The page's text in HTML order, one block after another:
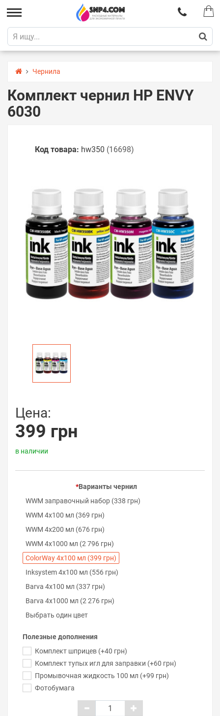
Чернила
Комплект чернил HP ENVY
6030
Код товара: hw350 (16698)
Цена:
399 грн
в наличии
Варианты чернил
WWM заправочный набор (338 грн)
WWM 4х100 мл (369 грн)
WWM 4х200 мл (676 грн)
WWM 4х1000 мл (2 796 грн)
ColorWay 4х100 мл (399 грн)
Inksystem 4х100 мл (556 грн)
Barva 4х100 мл (337 грн)
Barva 4х1000 мл (2 276 грн)
Выбрать один цвет
Полезные дополнения
Комплект шприцев (+40 грн)
Комплект тупых игл для заправки (+60 грн)
Промывочная жидкость 100 мл (+99 грн)
Фотобумага